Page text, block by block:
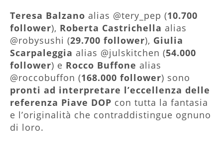
Teresa Balzano alias @tery_pep (10.700
follower), Roberta Castrichella alias
@robysushi (29.700 follower), Giulia
Scarpaleggia alias @julskitchen (54.000
follower) e Rocco Buffone alias
@roccobuffon (168.000 follower) sono
pronti ad interpretare l’eccellenza delle
referenza Piave DOP con tutta la fantasia
e l’originalità che contraddistingue ognuno
di loro.